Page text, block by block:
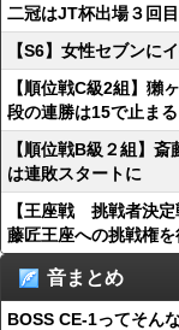
二冠はJT杯出場３回
【S6】女性セブンに
【順位戦C級2組】
段の連勝は15で止まる
【順位戦B級２組】
は連敗スタートに
【王座戦 挑戦者決
藤匠王座への挑戦権
音まとめ
BOSS CE-1ってそん